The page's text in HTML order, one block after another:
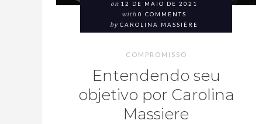
on 12 DE MAIO DE 2021
with0 COMMENTS
byCAROLINA MASSIÈRE
COMPROMISSO
Entendendo seu
objetivo por Carolina
Massiere